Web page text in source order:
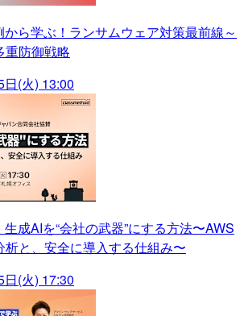
から学ぶ！ランサムウェア対策最前線～
重防御戦略
(火) 13:00
生成AIを“会社の武器”にする方法〜AWS
析と、安全に導入する仕組み〜
(火) 17:30